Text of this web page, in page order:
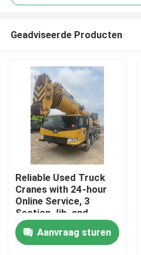
Huis
Producten
Geadviseerde Producten
Reliable Used Truck
Cranes with 24-hour
Online Service, 3
Section Jib, and
25000kg Operating
Weight for Heavy
Lifting
Aanvraag sturen